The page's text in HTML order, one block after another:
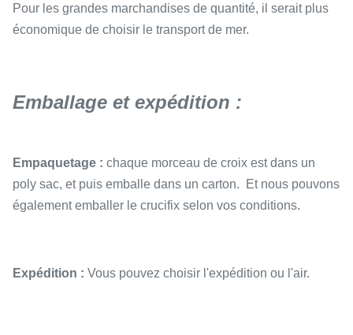
Pour les grandes marchandises de quantité, il serait plus
économique de choisir le transport de mer.
Emballage et expédition :
Empaquetage : chaque morceau de croix est dans un
poly sac, et puis emballe dans un carton. Et nous pouvons
également emballer le crucifix selon vos conditions.
Expédition : Vous pouvez choisir l'expédition ou l'air.